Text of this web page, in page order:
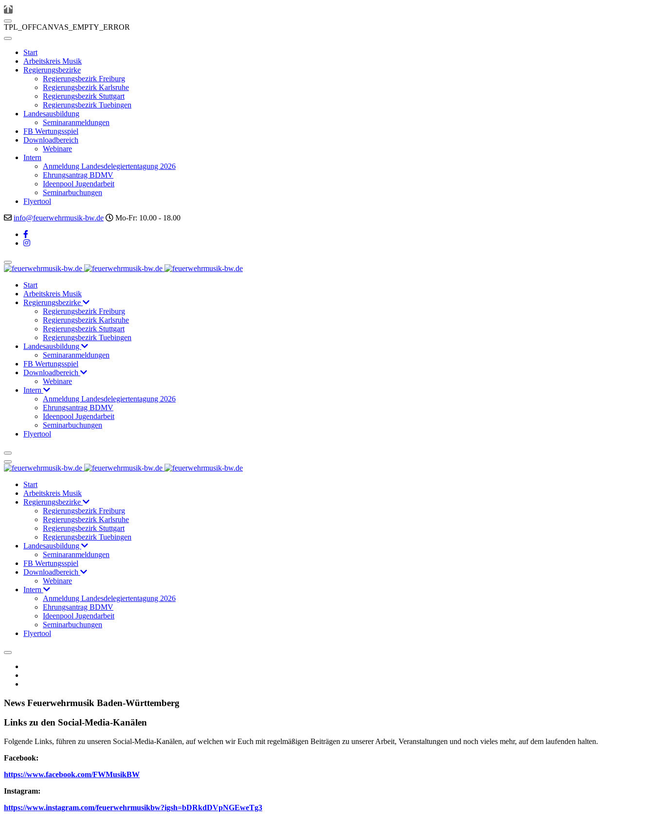
TPL_OFFCANVAS_EMPTY_ERROR
Start
Arbeitskreis Musik
Regierungsbezirke
Regierungsbezirk Freiburg
Regierungsbezirk Karlsruhe
Regierungsbezirk Stuttgart
Regierungsbezirk Tuebingen
Landesausbildung
Seminaranmeldungen
FB Wertungsspiel
Downloadbereich
Webinare
Intern
Anmeldung Landesdelegiertentagung 2026
Ehrungsantrag BDMV
Ideenpool Jugendarbeit
Seminarbuchungen
Flyertool
info@feuerwehrmusik-bw.de
Mo-Fr: 10.00 - 18.00
Start
Arbeitskreis Musik
Regierungsbezirke
Regierungsbezirk Freiburg
Regierungsbezirk Karlsruhe
Regierungsbezirk Stuttgart
Regierungsbezirk Tuebingen
Landesausbildung
Seminaranmeldungen
FB Wertungsspiel
Downloadbereich
Webinare
Intern
Anmeldung Landesdelegiertentagung 2026
Ehrungsantrag BDMV
Ideenpool Jugendarbeit
Seminarbuchungen
Flyertool
Start
Arbeitskreis Musik
Regierungsbezirke
Regierungsbezirk Freiburg
Regierungsbezirk Karlsruhe
Regierungsbezirk Stuttgart
Regierungsbezirk Tuebingen
Landesausbildung
Seminaranmeldungen
FB Wertungsspiel
Downloadbereich
Webinare
Intern
Anmeldung Landesdelegiertentagung 2026
Ehrungsantrag BDMV
Ideenpool Jugendarbeit
Seminarbuchungen
Flyertool
News Feuerwehrmusik Baden-Württemberg
Links zu den Social-Media-Kanälen
Folgende Links, führen zu unseren Social-Media-Kanälen, auf welchen wir Euch mit regelmäßigen Beiträgen zu unserer Arbeit, Veranstaltungen und noch vieles mehr, auf dem laufenden halten.
Facebook:
https://www.facebook.com/FWMusikBW
Instagram:
https://www.instagram.com/feuerwehrmusikbw?igsh=bDRkdDVpNGEweTg3